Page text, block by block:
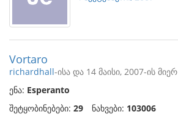
Vortaro
richardhall-ისა და 14 მაისი, 2007-ის მიერ
ენა: Esperanto
შეტყობინებები: 29 ნახვები: 103006